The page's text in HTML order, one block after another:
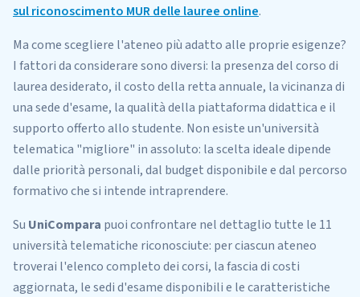
sul riconoscimento MUR delle lauree online.
Ma come scegliere l'ateneo più adatto alle proprie esigenze?
I fattori da considerare sono diversi: la presenza del corso di
laurea desiderato, il costo della retta annuale, la vicinanza di
una sede d'esame, la qualità della piattaforma didattica e il
supporto offerto allo studente. Non esiste un'università
telematica "migliore" in assoluto: la scelta ideale dipende
dalle priorità personali, dal budget disponibile e dal percorso
formativo che si intende intraprendere.
Su UniCompara puoi confrontare nel dettaglio tutte le 11
università telematiche riconosciute: per ciascun ateneo
troverai l'elenco completo dei corsi, la fascia di costi
aggiornata, le sedi d'esame disponibili e le caratteristiche